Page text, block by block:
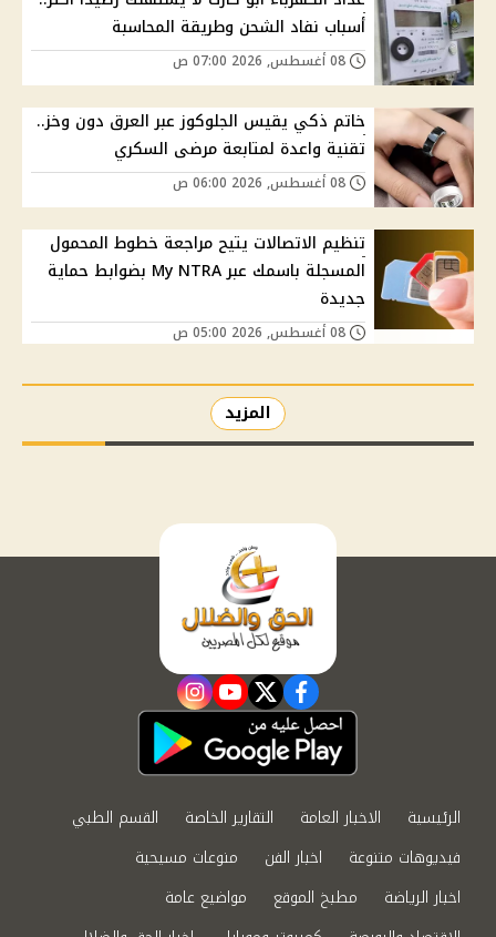
أسباب نفاد الشحن وطريقة المحاسبة
خاتم ذكي يقيس الجلوكوز عبر العرق دون وخز..
تقنية واعدة لمتابعة مرضى السكري
تنظيم الاتصالات يتيح مراجعة خطوط المحمول
المسجلة باسمك عبر My NTRA بضوابط حماية
جديدة
المزيد
facebook
twitter
youtube
instagram
الرئيسية الاخبار العامة التقارير الخاصة
القسم الطبي
فيديوهات متنوعة
اخبار الفن
منوعات مسيحية
اخبار الرياضة
مطبخ الموقع
مواضيع عامة